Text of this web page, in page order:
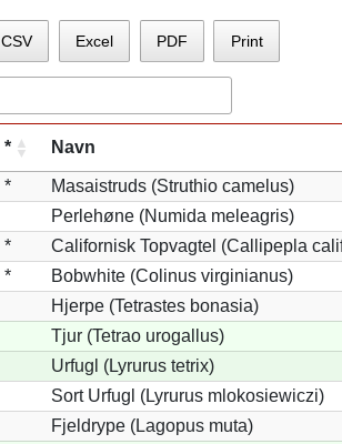
CSV Excel PDF Print
* Navn
*
Masaistruds (Struthio camelus)
Perlehøne (Numida meleagris)
*
Californisk Topvagtel (Callipepla
*
Bobwhite (Colinus virginianus)
Hjerpe (Tetrastes bonasia)
Tjur (Tetrao urogallus)
Urfugl (Lyrurus tetrix)
Sort Urfugl (Lyrurus mlokosiewiczi)
Fjeldrype (Lagopus muta)